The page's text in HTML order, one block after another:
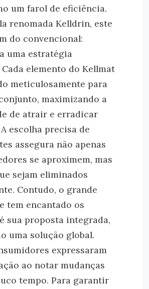
um farol de eficiência.
renomada Kelldrin, este
do convencional:
uma estratégia
elemento do Kellmat
meticulosamente para
maximizando a
de atrair e erradicar
escolha precisa de
assegura não apenas
se aproximem, mas
sejam eliminados
Contudo, o grande
tem encantado os
sua proposta integrada,
uma solução global.
expressaram
ao notar mudanças
tempo. Para garantir